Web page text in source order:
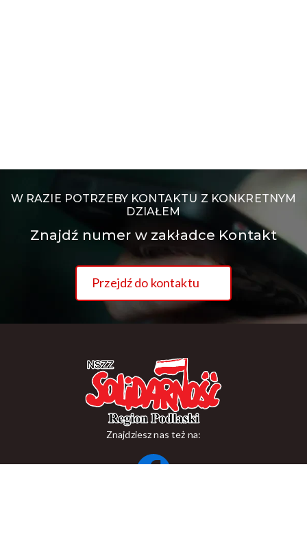
W RAZIE POTRZEBY KONTAKTU Z KONKRETNYM
DZIAŁEM
Znajdź numer w zakładce Kontakt
Przejdź do kontaktu
Znajdziesz nas też na: